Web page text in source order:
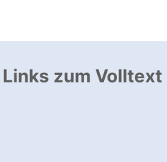
zum Volltext
Link, öffnet neues